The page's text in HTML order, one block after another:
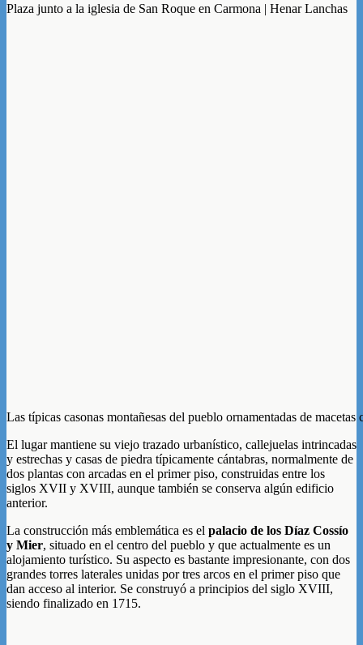
Plaza junto a la iglesia de San Roque en Carmona | Henar Lanchas
Las típicas casonas montañesas del pueblo ornamentadas de macetas
El lugar mantiene su viejo trazado urbanístico, callejuelas intrincadas
y estrechas y casas de piedra típicamente cántabras, normalmente de
dos plantas con arcadas en el primer piso, construidas entre los
siglos XVII y XVIII, aunque también se conserva algún edificio
anterior.
La construcción más emblemática es el palacio de los Díaz Cossío
y Mier, situado en el centro del pueblo y que actualmente es un
alojamiento turístico. Su aspecto es bastante impresionante, con dos
grandes torres laterales unidas por tres arcos en el primer piso que
dan acceso al interior. Se construyó a principios del siglo XVIII,
siendo finalizado en 1715.